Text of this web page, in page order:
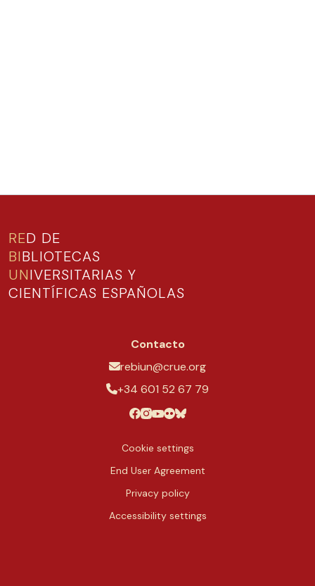
RED DE
BIBLIOTECAS
UNIVERSITARIAS Y
CIENTÍFICAS ESPAÑOLAS
Contacto
rebiun@crue.org
+34 601 52 67 79
Cookie settings
End User Agreement
Privacy policy
Accessibility settings